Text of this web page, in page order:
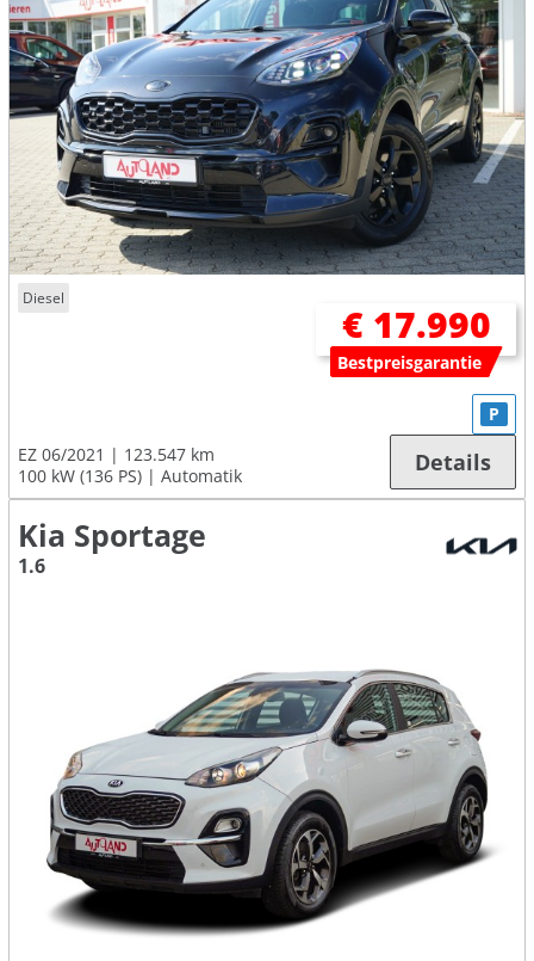
Diesel
€ 17.990
Bestpreisgarantie
EZ 06/2021
123.547 km
100 kW (136 PS)
Automatik
P
Details
Kia Sportage
1.6